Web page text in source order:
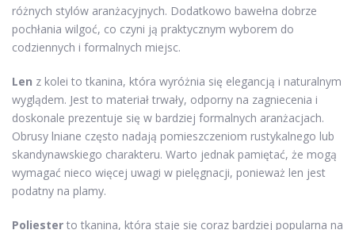
różnych stylów aranżacyjnych. Dodatkowo bawełna dobrze
pochłania wilgoć, co czyni ją praktycznym wyborem do
codziennych i formalnych miejsc.
Len z kolei to tkanina, która wyróżnia się elegancją i naturalnym
wyglądem. Jest to materiał trwały, odporny na zagniecenia i
doskonale prezentuje się w bardziej formalnych aranżacjach.
Obrusy lniane często nadają pomieszczeniom rustykalnego lub
skandynawskiego charakteru. Warto jednak pamiętać, że mogą
wymagać nieco więcej uwagi w pielęgnacji, ponieważ len jest
podatny na plamy.
Poliester to tkanina, która staje się coraz bardziej popularna na